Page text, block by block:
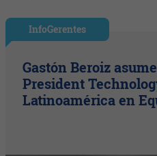
InfoGerentes
Gastón Beroiz
President
Latinoamérica en